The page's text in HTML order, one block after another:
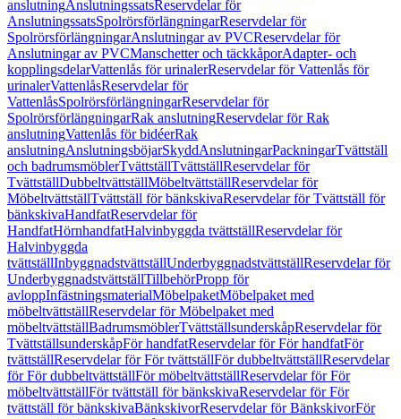
anslutningAnslutningssatsReservdelar för
AnslutningssatsSpolrörsförlängningarReservdelar för
SpolrörsförlängningarAnslutningar av PVCReservdelar för
Anslutningar av PVCManschetter och täckkåporAdapter- och
kopplingsdelarVattenlås för urinalerReservdelar för Vattenlås för
urinalerVattenlåsReservdelar för
VattenlåsSpolrörsförlängningarReservdelar för
SpolrörsförlängningarRak anslutningReservdelar för Rak
anslutningVattenlås för bidéerRak
anslutningAnslutningsböjarSkyddAnslutningarPackningarTvättställ
och badrumsmöblerTvättställTvättställReservdelar för
TvättställDubbeltvättställMöbeltvättställReservdelar för
MöbeltvättställTvättställ för bänkskivaReservdelar för Tvättställ för
bänkskivaHandfatReservdelar för
HandfatHörnhandfatHalvinbyggda tvättställReservdelar för
Halvinbyggda
tvättställInbyggnadstvättställUnderbyggnadstvättställReservdelar för
UnderbyggnadstvättställTillbehörPropp för
avloppInfästningsmaterialMöbelpaketMöbelpaket med
möbeltvättställReservdelar för Möbelpaket med
möbeltvättställBadrumsmöblerTvättställsunderskåpReservdelar för
TvättställsunderskåpFör handfatReservdelar för För handfatFör
tvättställReservdelar för För tvättställFör dubbeltvättställReservdelar
för För dubbeltvättställFör möbeltvättställReservdelar för För
möbeltvättställFör tvättställ för bänkskivaReservdelar för För
tvättställ för bänkskivaBänkskivorReservdelar för BänkskivorFör